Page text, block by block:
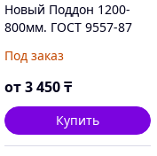
Новый Поддон 1200-
800мм. ГОСТ 9557-87
Под заказ
от3 450₸
Купить